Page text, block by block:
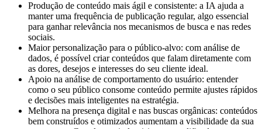
Produção de conteúdo mais ágil e consistente: a IA ajuda a
manter uma frequência de publicação regular, algo essencial
para ganhar relevância nos mecanismos de busca e nas redes
sociais.
Maior personalização para o público-alvo: com análise de
dados, é possível criar conteúdos que falam diretamente com
as dores, desejos e interesses do seu cliente ideal.
Apoio na análise de comportamento do usuário: entender
como o seu público consome conteúdo permite ajustes rápidos
e decisões mais inteligentes na estratégia.
Melhora na presença digital e nas buscas orgânicas: conteúdos
bem construídos e otimizados aumentam a visibilidade da sua